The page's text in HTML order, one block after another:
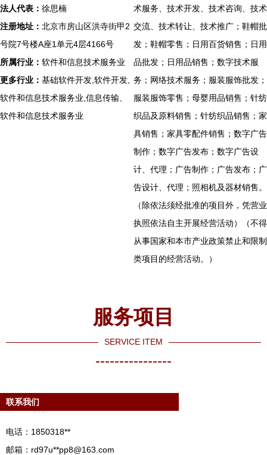
法人代表： 徐思楠
注册地址： 北京市房山区洪寺街甲2
号院7号楼A座1单元4层4166号
所属行业： 软件和信息技术服务业
更多行业： 基础软件开发,软件开发,
软件和信息技术服务业,信息传输、
软件和信息技术服务业
术服务、技术开发、技术咨询、技术
交流、技术转让、技术推广；鞋帽批
发；鞋帽零售；日用百货销售；日用
品批发；日用品销售；数字技术服
务；网络技术服务；服装服饰批发；
服装服饰零售；母婴用品销售；针纺
织品及原料销售；针纺织品销售；家
具销售；家具零配件销售；数字广告
制作；数字广告发布；数字广告设
计、代理；广告制作；广告发布；广
告设计、代理；照相机及器材销售。
（除依法须经批准的项目外，凭营业
执照依法自主开展经营活动）（不得
从事国家和本市产业政策禁止和限制
类项目的经营活动。）
服务项目
SERVICE ITEM
----------------
联系我们
电话：1850318**
邮箱：rd97u**pp8@163.com